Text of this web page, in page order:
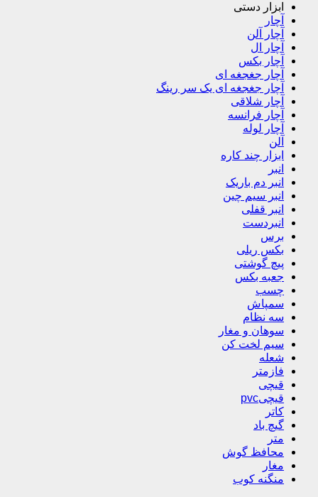
ابزار دستی
آچار
آچار آلن
آچار ال
آچار بکس
آچار جغجغه ای
آچار جغجغه ای یک سر رینگ
آچار شلاقی
آچار فرانسه
آچار لوله
آلن
ابزار چند کاره
انبر
انبر دم باریک
انبر سیم چین
انبر قفلی
انبردست
برس
بکس ریلی
پیچ گوشتی
جعبه بکس
چسب
سمپاش
سه نظام
سوهان و مغار
سیم لخت کن
شعله
فازمتر
قیچی
قیچیpvc
کاتر
گیچ باد
متر
محافظ گوش
مغار
منگنه کوب